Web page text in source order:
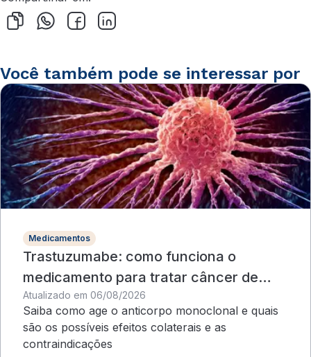
Você também pode se interessar por
Medicamentos
Trastuzumabe: como funciona o
medicamento para tratar câncer de
mama?
Atualizado em 06/08/2026
Saiba como age o anticorpo monoclonal e quais
são os possíveis efeitos colaterais e as
contraindicações